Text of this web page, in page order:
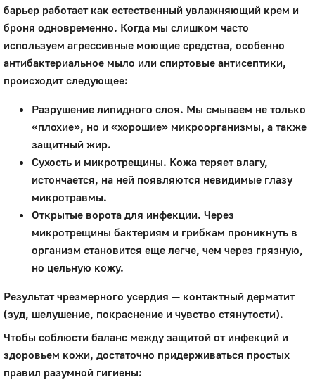
Город
барьер работает как естественный увлажняющий крем и
броня одновременно. Когда мы слишком часто
используем агрессивные моющие средства, особенно
антибактериальное мыло или спиртовые антисептики,
происходит следующее:
Разрушение липидного слоя. Мы смываем не только
«плохие», но и «хорошие» микроорганизмы, а также
защитный жир.
Сухость и микротрещины. Кожа теряет влагу,
истончается, на ней появляются невидимые глазу
микротравмы.
Открытые ворота для инфекции. Через
микротрещины бактериям и грибкам проникнуть в
организм становится еще легче, чем через грязную,
но цельную кожу.
Результат чрезмерного усердия — контактный дерматит
(зуд, шелушение, покраснение и чувство стянутости).
Чтобы соблюсти баланс между защитой от инфекций и
здоровьем кожи, достаточно придерживаться простых
правил разумной гигиены: